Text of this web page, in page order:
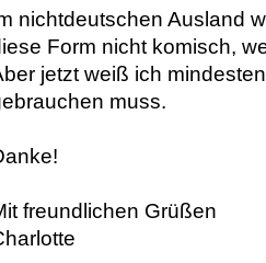
nichtdeutschen Ausland
Form nicht komisch,
jetzt weiß ich
muss.
freundlichen Grüßen